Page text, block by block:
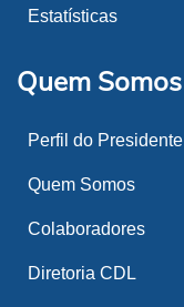
Estatísticas
Quem Somos
Perfil do Presidente
Quem Somos
Colaboradores
Diretoria CDL